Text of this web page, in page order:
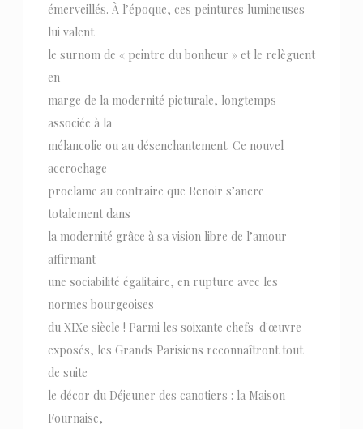
émerveillés. À l’époque, ces peintures lumineuses
lui valent
le surnom de « peintre du bonheur » et le relèguent
en
marge de la modernité picturale, longtemps
associée à la
mélancolie ou au désenchantement. Ce nouvel
accrochage
proclame au contraire que Renoir s’ancre
totalement dans
la modernité grâce à sa vision libre de l’amour
affirmant
une sociabilité égalitaire, en rupture avec les
normes bourgeoises
du XIXe siècle ! Parmi les soixante chefs-d'œuvre
exposés, les Grands Parisiens reconnaîtront tout
de suite
le décor du Déjeuner des canotiers : la Maison
Fournaise,